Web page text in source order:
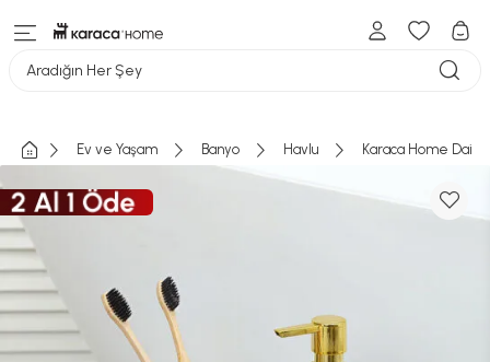
Aradığın Her Şey
Ev ve Yaşam Banyo Havlu Karaca Home Daily